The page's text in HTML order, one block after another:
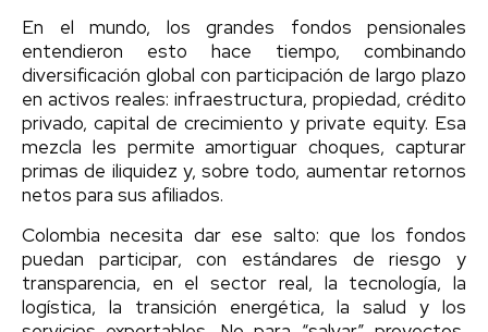
En el mundo, los grandes fondos pensionales
entendieron esto hace tiempo, combinando
diversificación global con participación de largo plazo
en activos reales: infraestructura, propiedad, crédito
privado, capital de crecimiento y private equity. Esa
mezcla les permite amortiguar choques, capturar
primas de iliquidez y, sobre todo, aumentar retornos
netos para sus afiliados.
Colombia necesita dar ese salto: que los fondos
puedan participar, con estándares de riesgo y
transparencia, en el sector real, la tecnología, la
logística, la transición energética, la salud y los